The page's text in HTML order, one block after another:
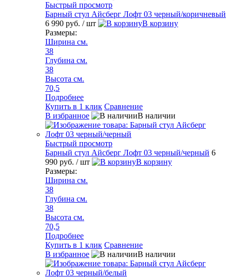
Быстрый просмотр
Барный стул Айсберг Лофт 03 черный/коричневый
6 990 руб. / шт
В корзину
Размеры:
Ширина см.
38
Глубина см.
38
Высота см.
70,5
Подробнее
Купить в 1 клик Сравнение
В избранное
В наличии
Быстрый просмотр
Барный стул Айсберг Лофт 03 черный/черный 6
990 руб. / шт
В корзину
Размеры:
Ширина см.
38
Глубина см.
38
Высота см.
70,5
Подробнее
Купить в 1 клик Сравнение
В избранное
В наличии